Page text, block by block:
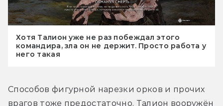
Хотя Талион уже не раз побеждал этого
командира, зла он не держит. Просто работа у
него такая
Способов фигурной нарезки орков и прочих
врагов тоже предостаточно. Талион вооружён